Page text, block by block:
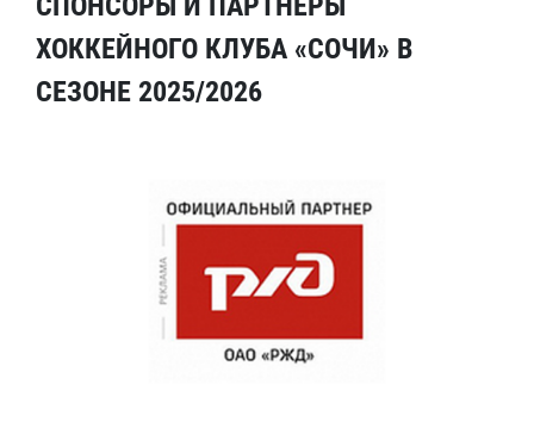
ХОККЕЙНОГО КЛУБА «СОЧИ» В
СЕЗОНЕ 2025/2026